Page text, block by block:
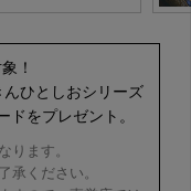
！
ひとしおシリーズ
をプレゼント。
ります。
承ください。